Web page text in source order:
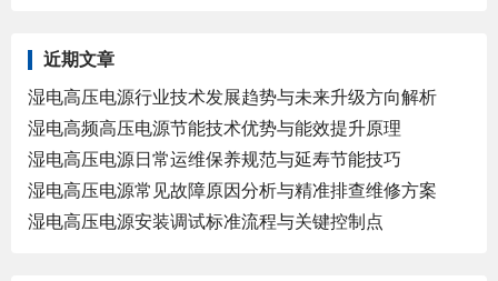
近期文章
湿电高压电源行业技术发展趋势与未来升级方向解析
湿电高频高压电源节能技术优势与能效提升原理
湿电高压电源日常运维保养规范与延寿节能技巧
湿电高压电源常见故障原因分析与精准排查维修方案
湿电高压电源安装调试标准流程与关键控制点